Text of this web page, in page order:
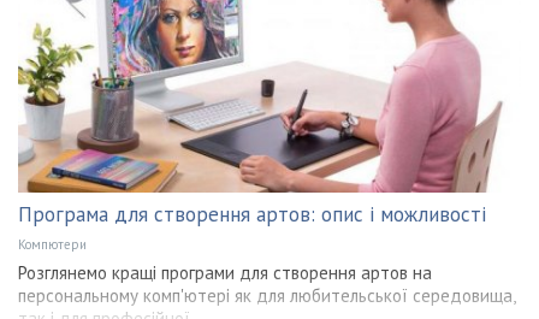
Програма для створення артов: опис і можливості
Компютери
Розглянемо кращі програми для створення артов на
персональному комп'ютері як для любительської середовища,